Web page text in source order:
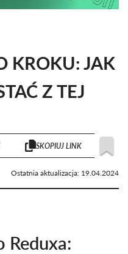
KROKU: JAK
Z TEJ
SKOPIUJ LINK
Ostatnia aktualizacja: 19.04.2024
Reduxa: